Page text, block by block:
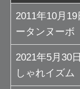
2011年10月19
ータンヌーボ
2021年5月30
しゃれイズム